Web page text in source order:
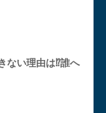
ない理由は⁉︎誰へ